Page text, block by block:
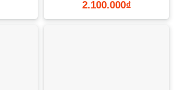
2.100.000₫